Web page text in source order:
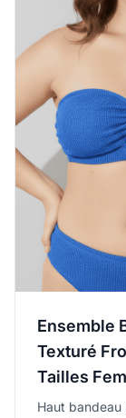
Ensemble
Texturé
Tailles
Haut